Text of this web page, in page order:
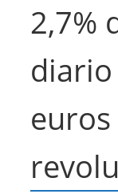
2,7%
diario